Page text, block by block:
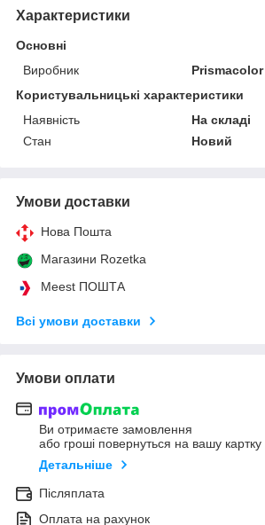
Характеристики
Основні
Виробник
Prismacolor
Користувальницькі характеристики
Наявність
На складі
Стан
Новий
Умови доставки
Нова Пошта
Магазини Rozetka
Meest ПОШТА
Всі умови доставки
Умови оплати
Ви отримаєте замовлення
або гроші повернуться на вашу картку
Детальніше
Післяплата
Оплата на рахунок